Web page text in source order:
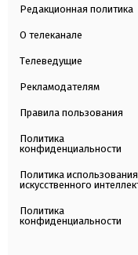
Редакционная политика
О телеканале
Телеведущие
Рекламодателям
Правила пользования
Политика
конфиденциальности
Политика использования
искусственного
Политика
конфиденциальности